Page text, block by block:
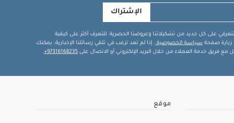
الإشتراك
لتتعرفي على كل جديد من تشكيلاتنا وعروضنا الحصرية. للتعرف أكثر على كيفية
زيارة صفحة سياسة الخصوصية . إذا لم تعد ترغب في تلقي رسائلنا الإخبارية، يمكنك
مع فريق خدمة العملاء من خلال البريد الإلكتروني أو الاتصال على 97316168235+
.
موقع